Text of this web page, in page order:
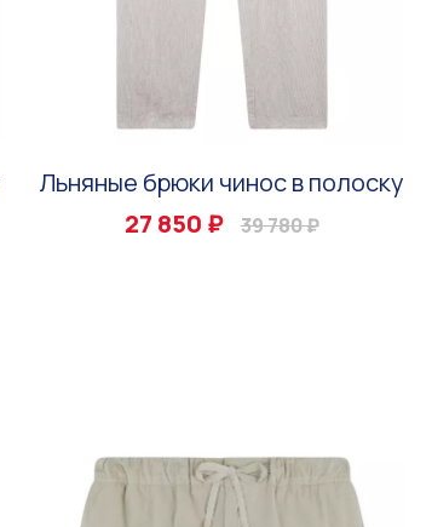
Льняные брюки чинос в полоску
27 850 ₽
39 780 ₽